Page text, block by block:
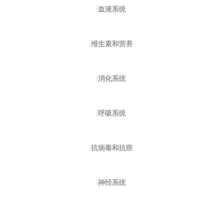
血液系统
维生素和营养
消化系统
呼吸系统
抗病毒和抗癌
神经系统